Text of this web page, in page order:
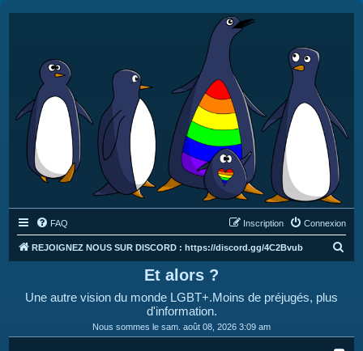
FAQ Connexion
Inscription
REJOIGNEZ NOUS SUR DISCORD : https://discord.gg/4C2Bvub
Et alors ?
Une autre vision du monde LGBT+.Moins de préjugés, plus
d'information.
Nous sommes le sam. août 08, 2026 3:09 am